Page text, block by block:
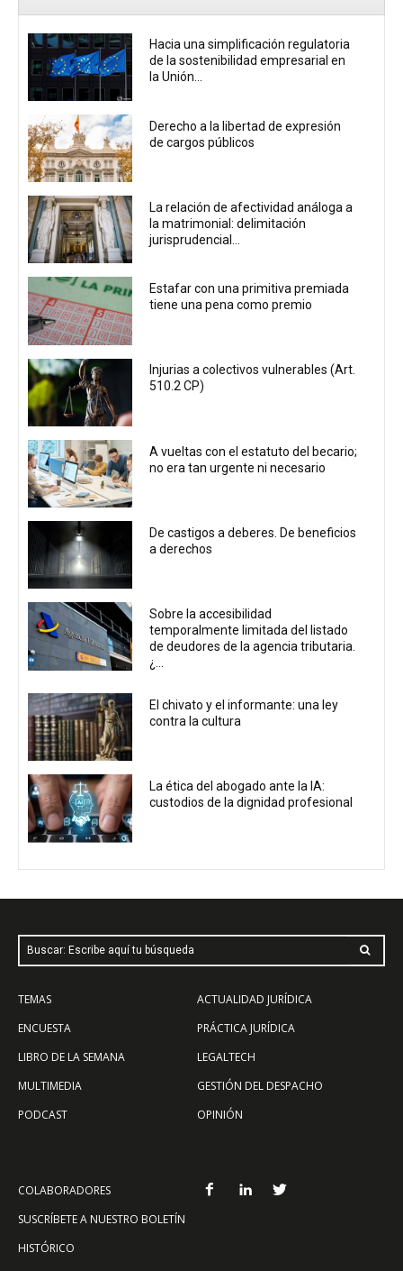
Hacia una simplificación regulatoria
de la sostenibilidad empresarial en
la Unión...
Derecho a la libertad de expresión
de cargos públicos
La relación de afectividad análoga a
la matrimonial: delimitación
jurisprudencial...
Estafar con una primitiva premiada
tiene una pena como premio
Injurias a colectivos vulnerables (Art.
510.2 CP)
A vueltas con el estatuto del becario;
no era tan urgente ni necesario
De castigos a deberes. De beneficios
a derechos
Sobre la accesibilidad
temporalmente limitada del listado
de deudores de la agencia tributaria.
¿...
El chivato y el informante: una ley
contra la cultura
La ética del abogado ante la IA:
custodios de la dignidad profesional
Buscar: Escribe aquí tu búsqueda
TEMAS
ENCUESTA
LIBRO DE LA SEMANA
MULTIMEDIA
PODCAST
ACTUALIDAD JURÍDICA
PRÁCTICA JURÍDICA
LEGALTECH
GESTIÓN DEL DESPACHO
OPINIÓN
COLABORADORES
SUSCRÍBETE A NUESTRO BOLETÍN
HISTÓRICO